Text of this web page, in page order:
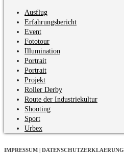
Ausflug
Erfahrungsbericht
Event
Fototour
Illumination
Portrait
Portrait
Projekt
Roller Derby
Route der Industriekultur
Shooting
Sport
Urbex
IMPRESSUM | DATENSCHUTZERKLAERUNG